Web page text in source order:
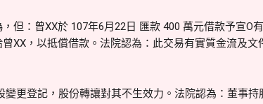
：曾XX於 107年6月22日 匯款 400 萬元借款予宣O
XX，以抵償借款。法院認為：此交易有實質金流及
更登記，股份轉讓對其不生效力。法院認為：董事持